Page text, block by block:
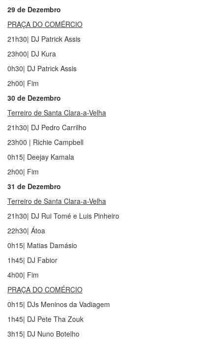
29 de Dezembro
PRAÇA DO COMÉRCIO
21h30| DJ Patrick Assis
23h00| DJ Kura
0h30| DJ Patrick Assis
2h00| Fim
30 de Dezembro
Terreiro de Santa Clara-a-Velha
21h30| DJ Pedro Carrilho
23h00 | Richie Campbell
0h15| Deejay Kamala
2h00| Fim
31 de Dezembro
Terreiro de Santa Clara-a-Velha
21h30| DJ Rui Tomé e Luis Pinheiro
22h30| Átoa
0h15| Matias Damásio
1h45| DJ Fabior
4h00| Fim
PRAÇA DO COMÉRCIO
0h15| DJs Meninos da Vadiagem
1h45| DJ Pete Tha Zouk
3h15| DJ Nuno Botelho